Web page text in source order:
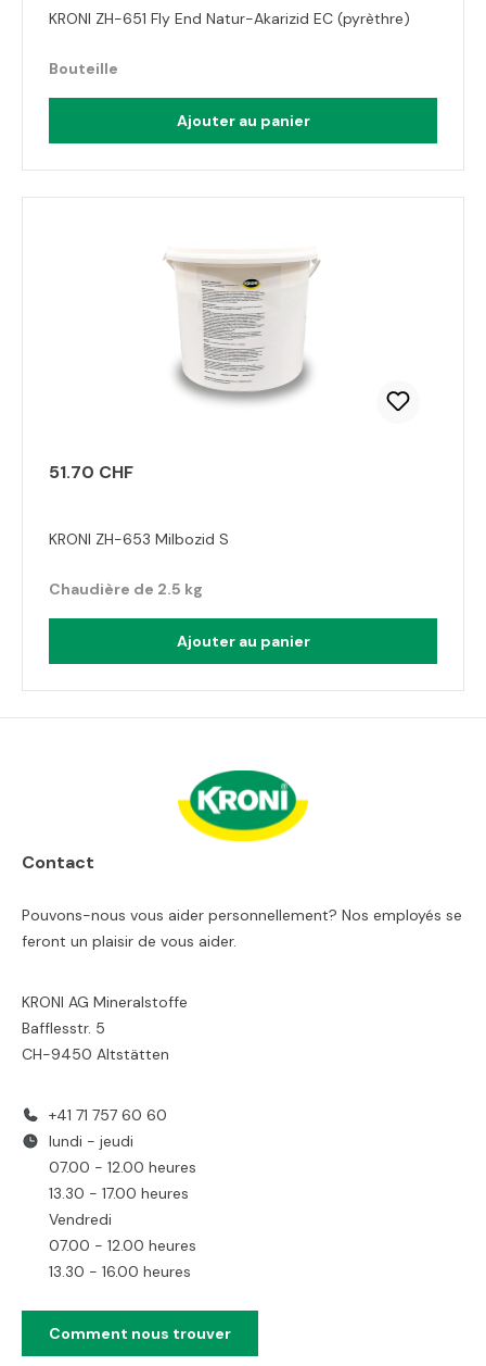
KRONI ZH-651 Fly End Natur-Akarizid EC (pyrèthre)
Bouteille
Ajouter au panier
51.70 CHF
KRONI ZH-653 Milbozid S
Chaudière de 2.5 kg
Ajouter au panier
Contact
Pouvons-nous vous aider personnellement? Nos employés se
feront un plaisir de vous aider.
KRONI AG Mineralstoffe
Bafflesstr. 5
CH-9450 Altstätten
+41 71 757 60 60
lundi - jeudi
07.00 - 12.00 heures
13.30 - 17.00 heures
Vendredi
07.00 - 12.00 heures
13.30 - 16.00 heures
Comment nous trouver